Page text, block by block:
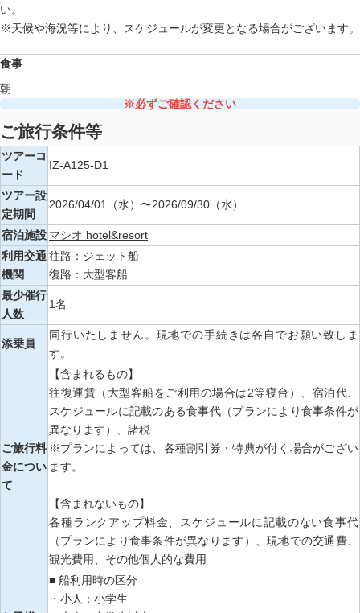
い。
※天候や海況等により、スケジュールが変更となる場合がございます。
食事
朝
※必ずご確認ください
ご旅行条件等
ツアーコ
ード
IZ-A125-D1
ツアー設
定期間
2026/04/01（水）〜2026/09/30（水）
宿泊施設 マシオ hotel&resort
利用交通
機関
往路：ジェット船
復路：大型客船
最少催行
人数
1名
添乗員
同行いたしません。現地での手続きは各自でお願い致しま
す。
ご旅行料
金につい
て
【含まれるもの】
往復運賃（大型客船をご利用の場合は2等寝台）、宿泊代、
スケジュールに記載のある食事代（プランにより食事条件が
異なります）、諸税
※プランによっては、各種割引券・特典が付く場合がござい
ます。
【含まれないもの】
各種ランクアップ料金、スケジュールに記載のない食事代
（プランにより食事条件が異なります）、現地での交通費、
観光費用、その他個人的な費用
■ 船利用時の区分
・小人：小学生